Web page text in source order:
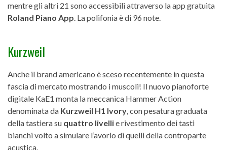
mentre gli altri 21 sono accessibili attraverso la app gratuita
Roland Piano App. La polifonia è di 96 note.
Kurzweil
Anche il brand americano è sceso recentemente in questa
fascia di mercato mostrando i muscoli! Il nuovo pianoforte
digitale KaE1 monta la meccanica Hammer Action
denominata da Kurzweil H1 Ivory, con pesatura graduata
della tastiera su quattro livellie rivestimento dei tasti
bianchi volto a simulare l’avorio di quelli della controparte
acustica.